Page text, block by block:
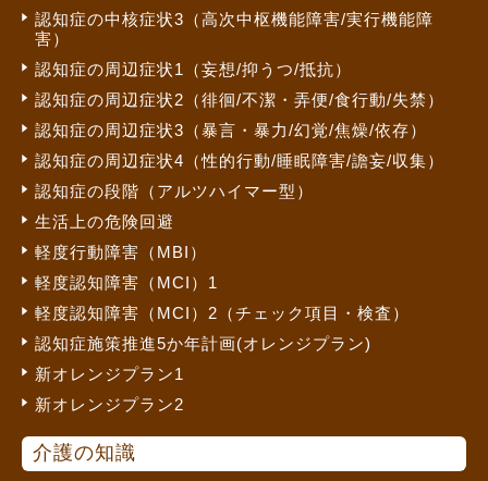
認知症の中核症状3（高次中枢機能障害/実行機能障
害）
認知症の周辺症状1（妄想/抑うつ/抵抗）
認知症の周辺症状2（徘徊/不潔・弄便/食行動/失禁）
認知症の周辺症状3（暴言・暴力/幻覚/焦燥/依存）
認知症の周辺症状4（性的行動/睡眠障害/譫妄/収集）
認知症の段階（アルツハイマー型）
生活上の危険回避
軽度行動障害（MBI）
軽度認知障害（MCI）1
軽度認知障害（MCI）2（チェック項目・検査）
認知症施策推進5か年計画(オレンジプラン)
新オレンジプラン1
新オレンジプラン2
介護の知識